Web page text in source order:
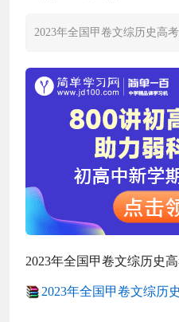
2023年全国甲卷文综历史高
2023年全国甲卷文综历史
2023年全国甲卷文综历